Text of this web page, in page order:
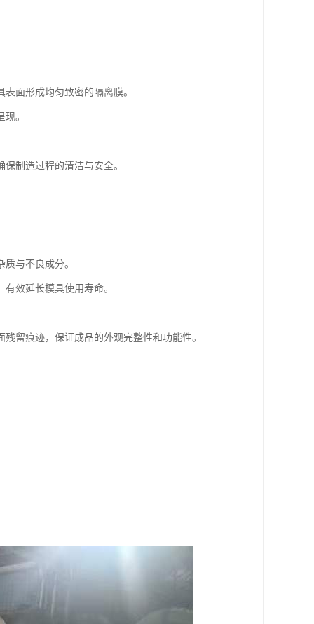
面形成均匀致密的隔离膜。
。
制造过程的清洁与安全。
与不良成分。
效延长模具使用寿命。
留痕迹，保证成品的外观完整性和功能性。